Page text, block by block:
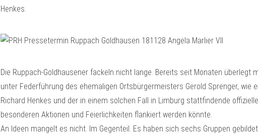
Henkes.
Die Ruppach-Goldhausener fackeln nicht lange. Bereits seit Monaten überlegt
unter Federführung des ehemaligen Ortsbürgermeisters Gerold Sprenger, wie
Richard Henkes und der in einem solchen Fall in Limburg stattfindende
besonderen Aktionen und Feierlichkeiten flankiert werden könnte.
An Ideen mangelt es nicht. Im Gegenteil. Es haben sich sechs Gruppen